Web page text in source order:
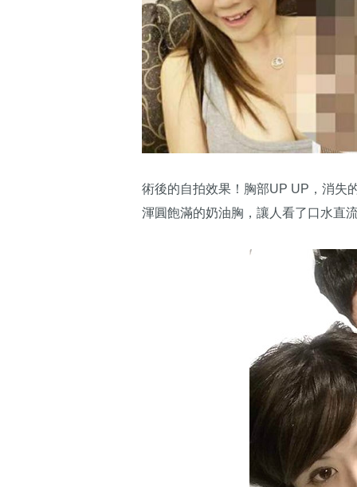
術後的自拍效果！胸部UP UP，消失
渾圓飽滿的奶油胸，讓人看了口水直